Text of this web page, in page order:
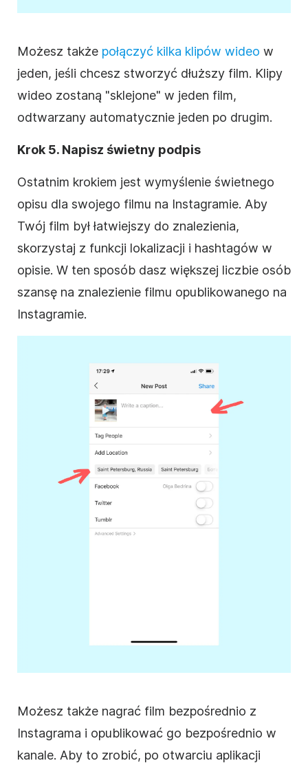
Możesz także połączyć kilka klipów wideo w
jeden, jeśli chcesz stworzyć dłuższy film. Klipy
wideo zostaną "sklejone" w jeden film,
odtwarzany automatycznie jeden po drugim.
Krok 5. Napisz świetny podpis
Ostatnim krokiem jest wymyślenie świetnego
opisu dla swojego filmu na Instagramie. Aby
Twój film był łatwiejszy do znalezienia,
skorzystaj z funkcji lokalizacji i hashtagów w
opisie. W ten sposób dasz większej liczbie osób
szansę na znalezienie filmu opublikowanego na
Instagramie.
Możesz także nagrać film bezpośrednio z
Instagrama i opublikować go bezpośrednio w
kanale. Aby to zrobić, po otwarciu aplikacji